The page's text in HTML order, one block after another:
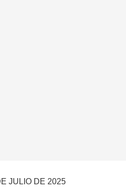
JULIO DE 2025